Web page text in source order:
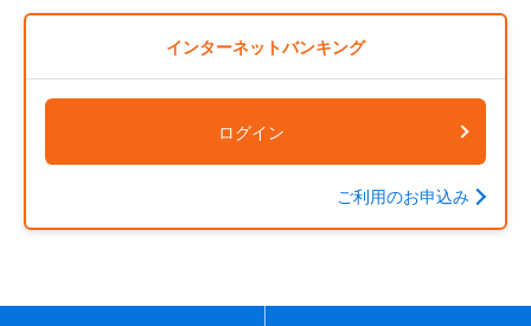
インターネットバンキング
ログイン
ご利用のお申込み